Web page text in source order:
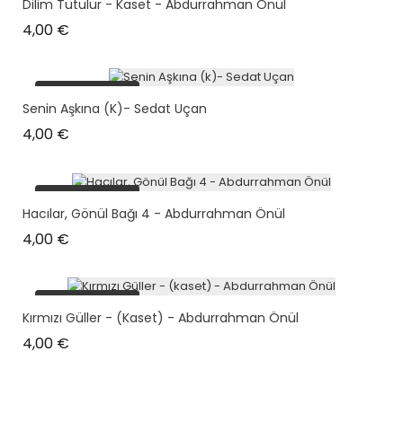
Dilim Tutulur - Kaset - Abdurrahman Önül
4,00 €
plus en stock
Senin Aşkına (k)- Sedat Uçan
4,00 €
plus en stock
Hacılar, Gönül Bağı 4 - Abdurrahman Önül
4,00 €
plus en stock
Kırmızı Güller - (kaset) - Abdurrahman Önül
4,00 €